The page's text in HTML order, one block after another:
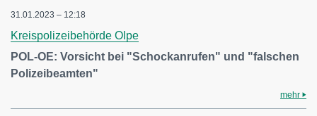
31.01.2023 – 12:18
Kreispolizeibehörde Olpe
POL-OE: Vorsicht bei "Schockanrufen" und "falschen
Polizeibeamten"
mehr